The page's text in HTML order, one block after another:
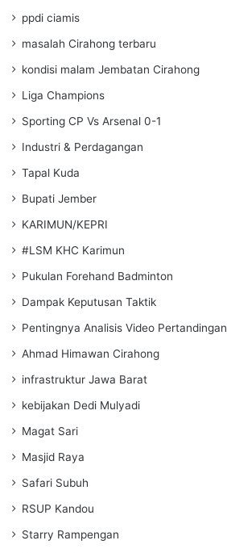
ppdi ciamis
masalah Cirahong terbaru
kondisi malam Jembatan Cirahong
Liga Champions
Sporting CP Vs Arsenal 0-1
Industri & Perdagangan
Tapal Kuda
Bupati Jember
KARIMUN/KEPRI
#LSM KHC Karimun
Pukulan Forehand Badminton
Dampak Keputusan Taktik
Pentingnya Analisis Video Pertandingan
Ahmad Himawan Cirahong
infrastruktur Jawa Barat
kebijakan Dedi Mulyadi
Magat Sari
Masjid Raya
Safari Subuh
RSUP Kandou
Starry Rampengan